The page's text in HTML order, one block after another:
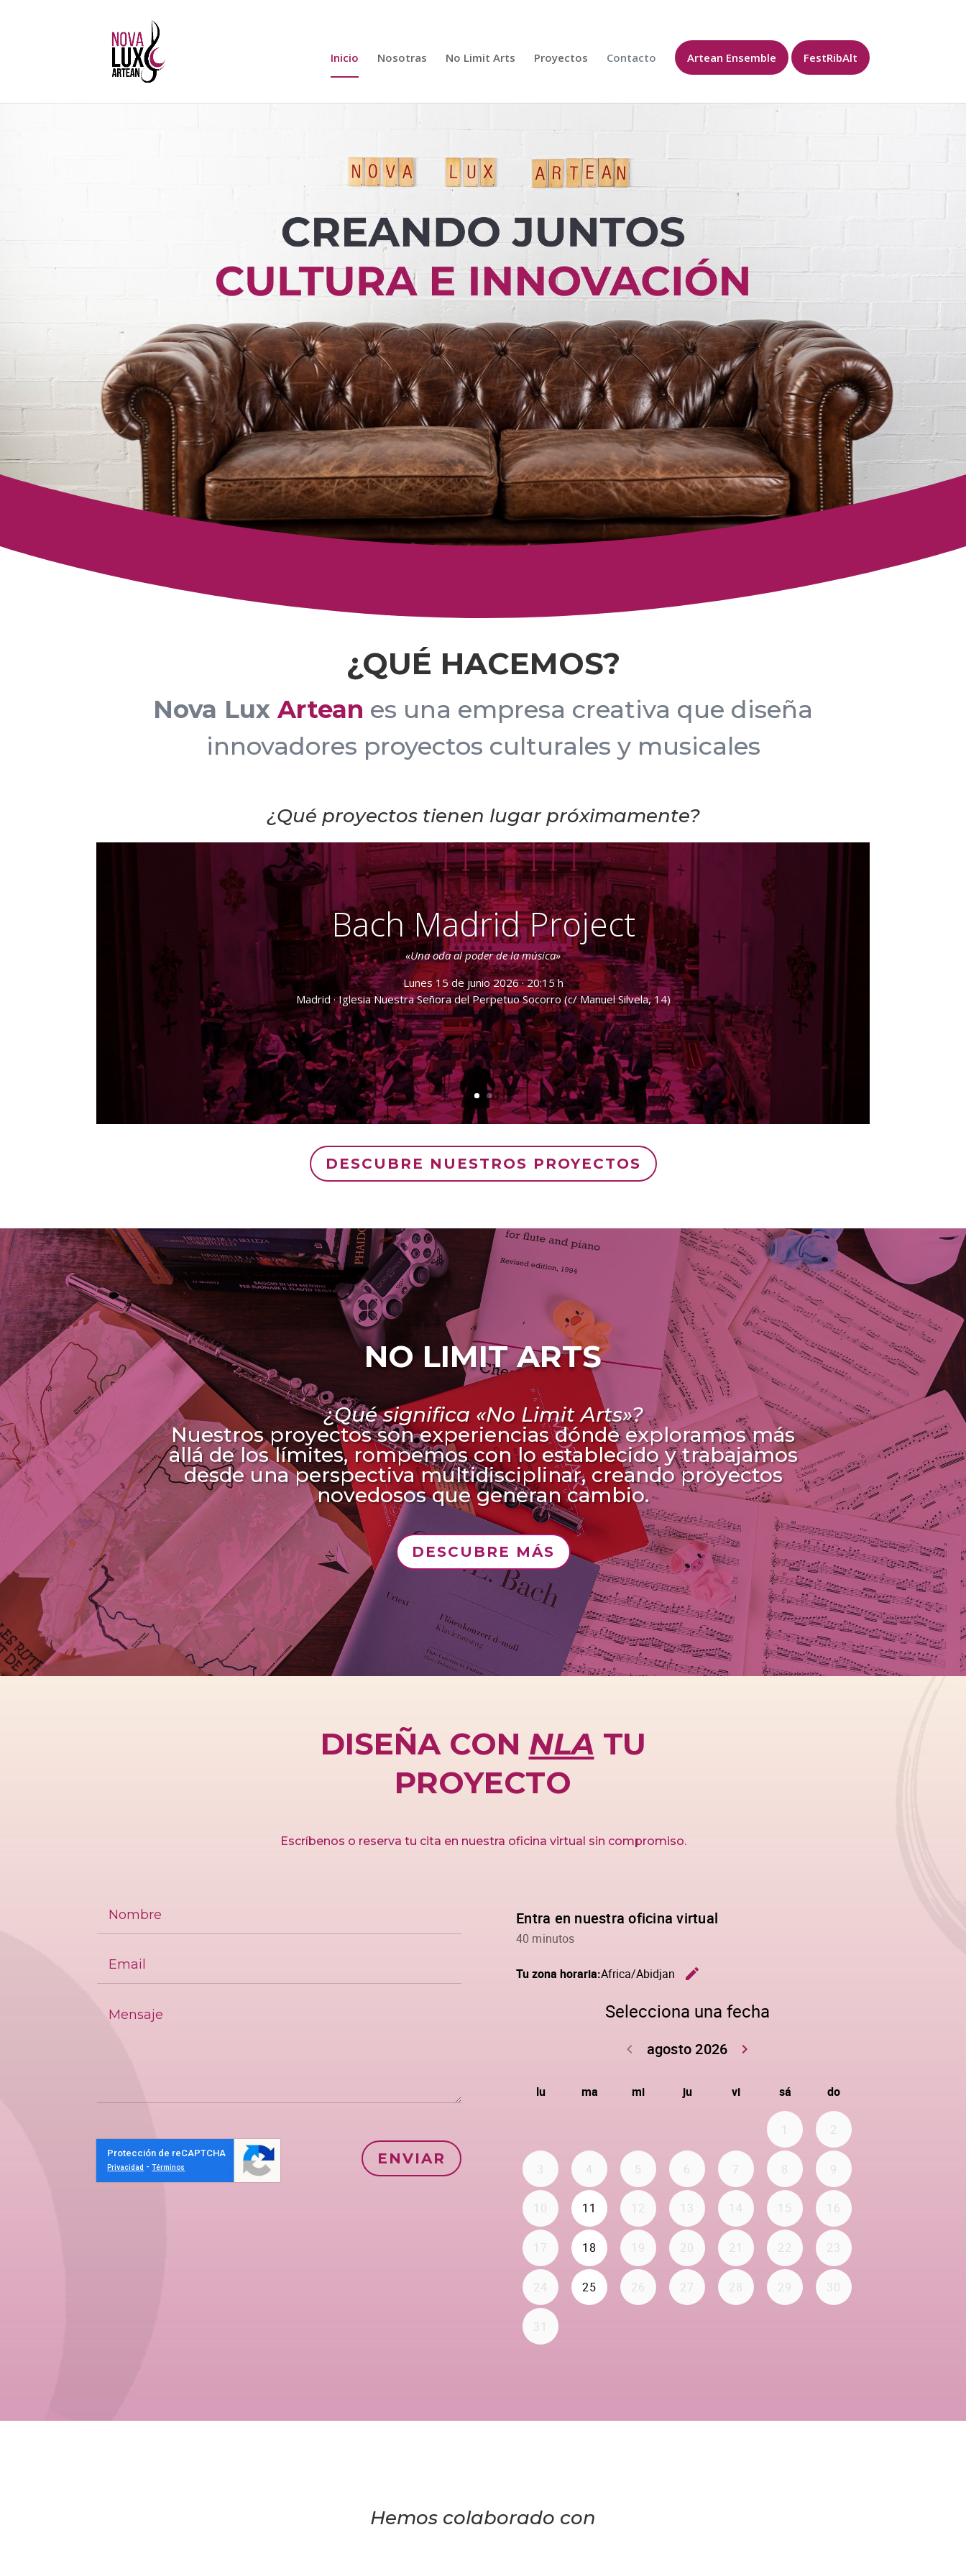
Inicio Nosotras No Limit Arts Proyectos Contacto Artean Ensemble FestRibAlt
¿QUÉ HACEMOS?
Nova LuxArtean es una empresa creativa que diseña
innovadores proyectos culturales y musicales
¿Qué proyectos tienen lugar próximamente?
Bach Madrid Project
«Una oda al poder de la música»
Lunes 15 de junio 2026 · 20:15 h
Madrid · Iglesia Nuestra Señora del Perpetuo Socorro (c/ Manuel Silvela, 14)
DESCUBRE NUESTROS PROYECTOS
NO LIMIT ARTS
¿Qué significa «No Limit Arts»?
Nuestros proyectos son experiencias dónde exploramos más
allá de los límites, rompemos con lo establecido y trabajamos
desde una perspectiva multidisciplinar, creando proyectos
novedosos que generan cambio.
DESCUBRE MÁS
DISEÑA CON NLA TU
PROYECTO
Escríbenos o reserva tu cita en nuestra oficina virtual sin compromiso.
ENVIAR
Protección de reCAPTCHA
Privacidad -Términos
Hemos colaborado con